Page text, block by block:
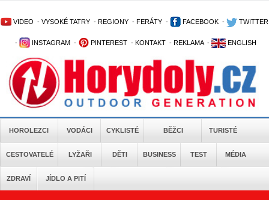
VIDEO - VYSOKÉ TATRY - REGIONY - FERÁTY - FACEBOOK - TWITTER
- INSTAGRAM - PINTEREST - KONTAKT - REKLAMA - ENGLISH
HOROLEZCI VODÁCI CYKLISTÉ BĚŽCI TURISTÉ
CESTOVATELÉ LYŽAŘI DĚTI BUSINESS TEST MÉDIA
ZDRAVÍ JÍDLO A PITÍ